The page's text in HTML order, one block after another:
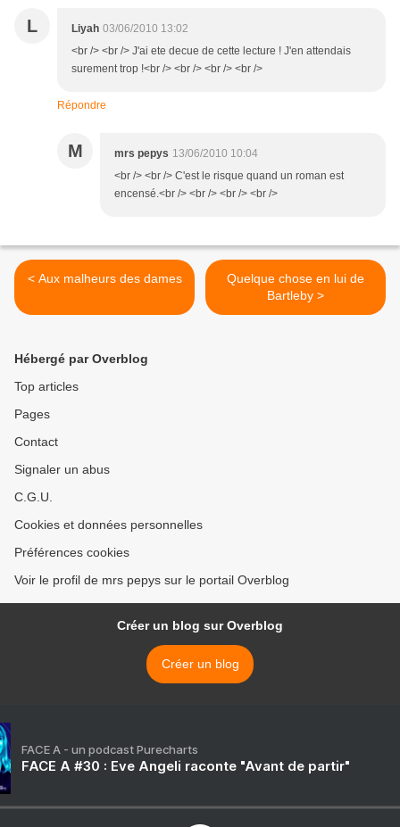
L Liyah 03/06/2010 13:02
<br /> <br /> J'ai ete decue de cette lecture ! J'en attendais
surement trop !<br /> <br /> <br /> <br />
Répondre
M mrs pepys 13/06/2010 10:04
<br /> <br /> C'est le risque quand un roman est
encensé.<br /> <br /> <br /> <br />
< Aux malheurs des dames
Quelque chose en lui de
Bartleby >
Hébergé par Overblog
Top articles
Pages
Contact
Signaler un abus
C.G.U.
Cookies et données personnelles
Préférences cookies
Voir le profil de mrs pepys sur le portail Overblog
Créer un blog sur Overblog
Créer un blog
FACE A - un podcast Purecharts
FACE A #30 : Eve Angeli raconte "Avant de partir"